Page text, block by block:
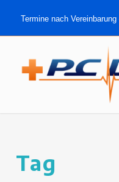
Termine nach
Tag